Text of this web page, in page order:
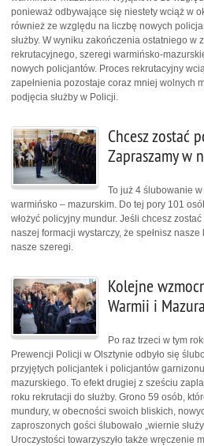
ponieważ odbywające się niestety wciąż w
również ze względu na liczbę nowych
służby. W wyniku zakończenia ostatniego w
rekrutacyjnego, szeregi warmińsko-
nowych policjantów. Proces rekrutacyjny
zapełnienia pozostaje coraz mniej wolnych
podjęcia służby w Policji.
Chcesz zostać
Zapraszamy w
To już 4 ślubowanie
warmińsko – mazurskim. Do tej pory 101
włożyć policyjny mundur. Jeśli chcesz
naszej formacji wystarczy, że spełnisz
nasze szeregi.
Kolejne
Warmii i
Po raz trzeci w tym
Prewencji Policji w Olsztynie odbyło się
przyjętych policjantek i policjantów
mazurskiego. To efekt drugiej z sześciu
roku rekrutacji do służby. Grono 59 osób,
mundury, w obecności swoich bliskich,
zaproszonych gości ślubowało „wiernie
Uroczystości towarzyszyło także wręczenie